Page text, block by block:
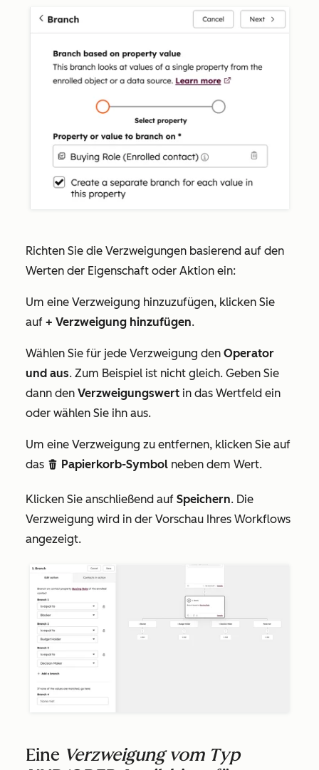
Richten Sie die Verzweigungen basierend auf den
Werten der Eigenschaft oder Aktion ein:
Um eine Verzweigung hinzuzufügen, klicken Sie
auf + Verzweigung hinzufügen.
Wählen Sie für jede Verzweigung den Operator
und aus. Zum Beispiel ist nicht gleich. Geben Sie
dann den Verzweigungswert in das Wertfeld ein
oder wählen Sie ihn aus.
Um eine Verzweigung zu entfernen, klicken Sie auf
das delete Papierkorb-Symbol neben dem Wert.
Klicken Sie anschließend auf Speichern. Die
Verzweigung wird in der Vorschau Ihres Workflows
angezeigt.
Eine Verzweigung vom Typ